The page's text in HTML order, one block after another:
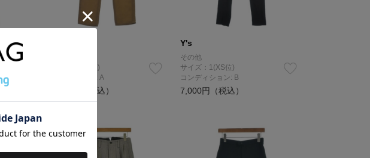
サイズ：1(XS位)
コンディション: A
10,400円（税込）
Y's
その他
サイズ：1(XS位)
コンディション: B
7,000円（税込）